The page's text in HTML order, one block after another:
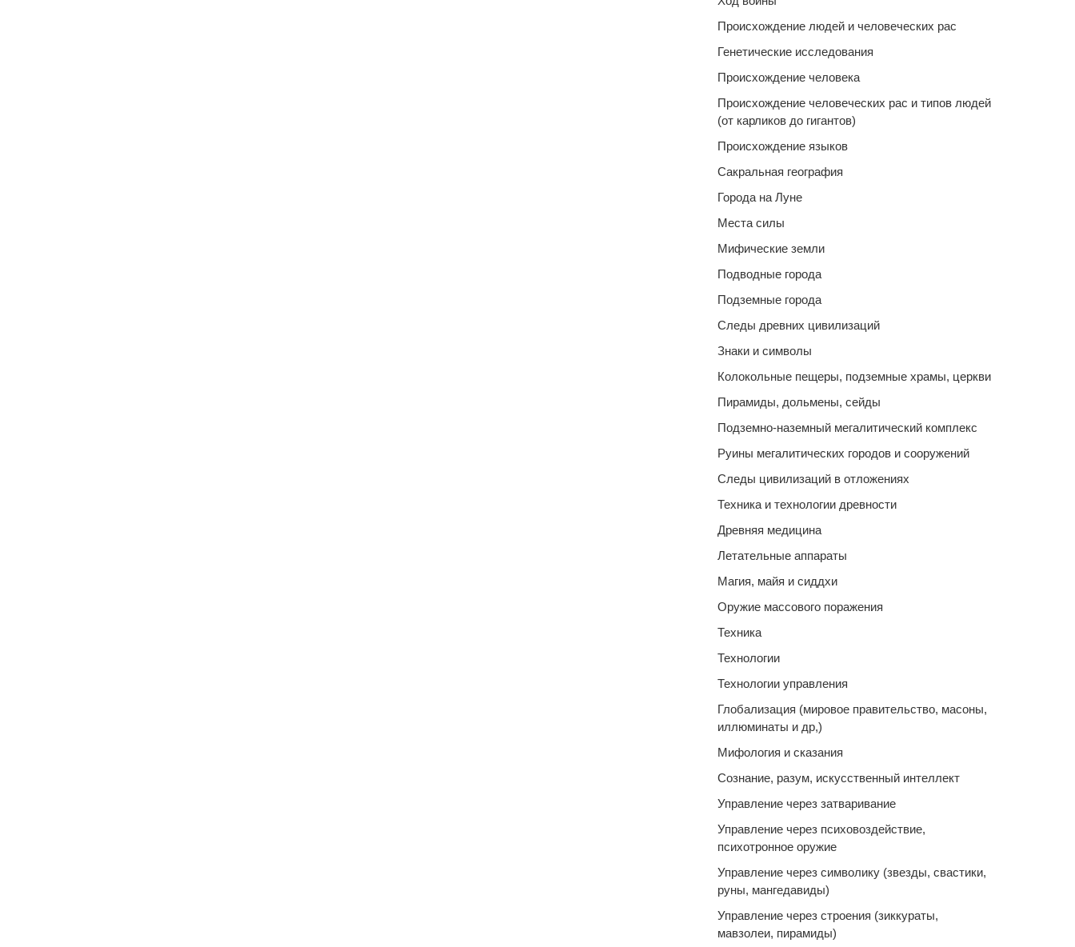
Происхождение людей и человеческих рас
Генетические исследования
Происхождение человека
Происхождение человеческих рас и типов людей
(от карликов до гигантов)
Происхождение языков
Сакральная география
Города на Луне
Места силы
Мифические земли
Подводные города
Подземные города
Следы древних цивилизаций
Знаки и символы
Колокольные пещеры, подземные храмы, церкви
Пирамиды, дольмены, сейды
Подземно-наземный мегалитический комплекс
Руины мегалитических городов и сооружений
Следы цивилизаций в отложениях
Техника и технологии древности
Древняя медицина
Летательные аппараты
Магия, майя и сиддхи
Оружие массового поражения
Техника
Технологии
Технологии управления
Глобализация (мировое правительство, масоны,
иллюминаты и др,)
Мифология и сказания
Сознание, разум, искусственный интеллект
Управление через затваривание
Управление через психовоздействие,
психотронное оружие
Управление через символику (звезды, свастики,
руны, мангедавиды)
Управление через строения (зиккураты,
мавзолеи, пирамиды)